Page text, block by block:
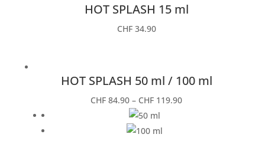
HOT SPLASH 15 ml
CHF34.90
HOT SPLASH 50 ml / 100 ml
CHF 84.90 – CHF 119.90